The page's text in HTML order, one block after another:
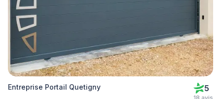
Entreprise Portail Quetigny 5